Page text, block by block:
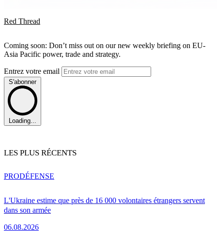
Red Thread
Coming soon: Don’t miss out on our new weekly briefing on EU-
Asia Pacific power, trade and strategy.
Entrez votre email
S'abonner
Loading...
LES PLUS RÉCENTS
L'Ukraine estime que près de 16 000 volontaires étrangers servent
dans son armée
06.08.2026
PRODÉFENSE